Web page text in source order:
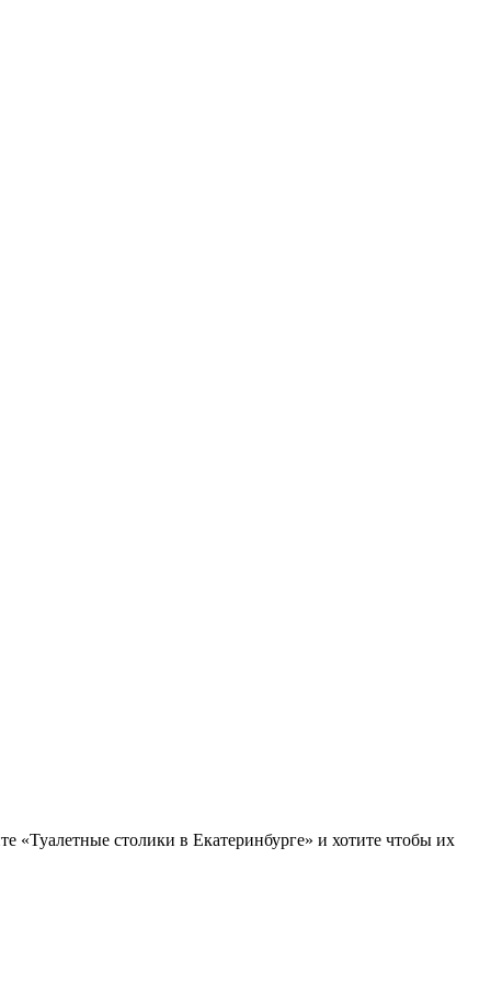
«Туалетные столики в Екатеринбурге» и хотите чтобы их